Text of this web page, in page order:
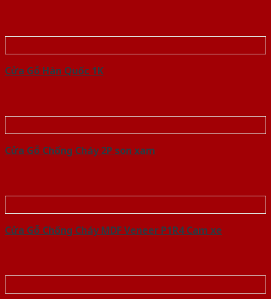
Cửa Gỗ Hàn Quốc 1K
Cửa Gỗ Chống Cháy 2P son xam
Cửa Gỗ Chống Cháy MDF Veneer P1R4 Cam xe